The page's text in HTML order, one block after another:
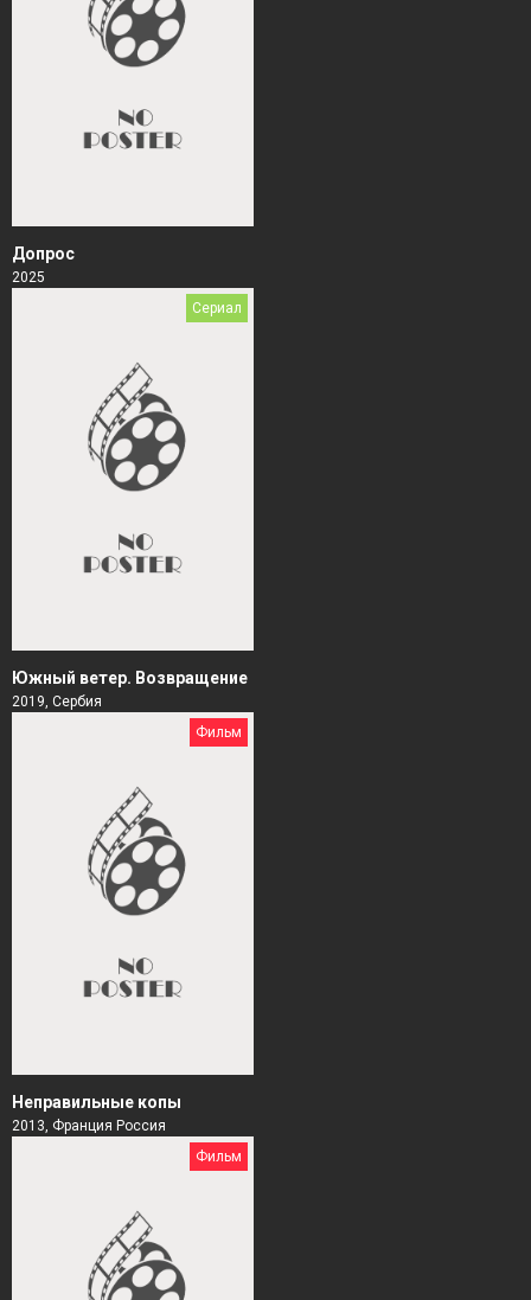
Допрос
2025
Сериал
Южный ветер. Возвращение
2019, Сербия
Фильм
Неправильные копы
2013, Франция Россия
Фильм